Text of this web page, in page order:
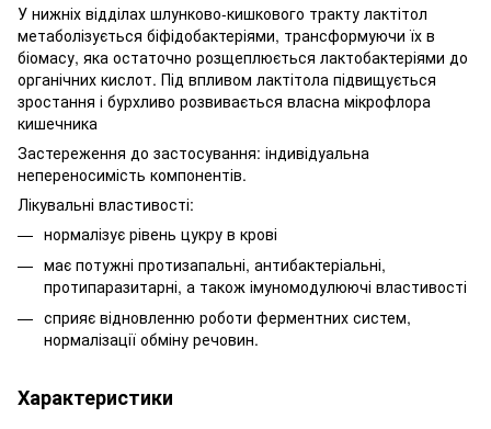
У нижніх відділах шлунково-кишкового тракту лактітол
метаболізується біфідобактеріями, трансформуючи їх в
біомасу, яка остаточно розщеплюється лактобактеріями до
органічних кислот. Під впливом лактітола підвищується
зростання і бурхливо розвивається власна мікрофлора
кишечника
Застереження до застосування: індивідуальна
непереносимість компонентів.
Лікувальні властивості:
нормалізує рівень цукру в крові
має потужні протизапальні, антибактеріальні,
протипаразитарні, а також імуномодулюючі властивості
сприяє відновленню роботи ферментних систем,
нормалізації обміну речовин.
Характеристики